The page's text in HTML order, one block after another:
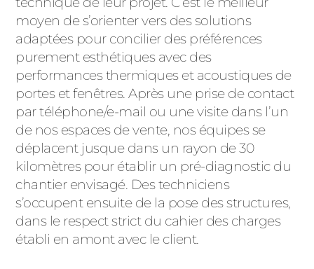
moyen de s’orienter vers des solutions
adaptées pour concilier des préférences
purement esthétiques avec des
performances thermiques et acoustiques de
portes et fenêtres. Après une prise de contact
par téléphone/e-mail ou une visite dans l’un
de nos espaces de vente, nos équipes se
déplacent jusque dans un rayon de 30
kilomètres pour établir un pré-diagnostic du
chantier envisagé. Des techniciens
s’occupent ensuite de la pose des structures,
dans le respect strict du cahier des charges
établi en amont avec le client.